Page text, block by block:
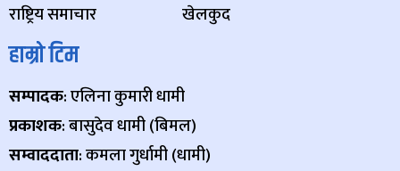
राष्ट्रिय समाचार
खेलकुद
हाम्रो टिम
सम्पादक: एलिना कुमारी धामी
प्रकाशक: बासुदेव धामी (बिमल)
सम्वाददाता: कमला गुर्धामी (धामी)